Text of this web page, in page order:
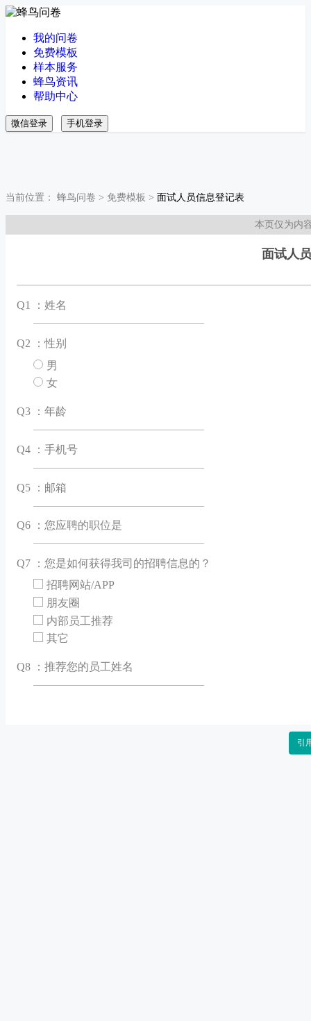
我的问卷
免费模板
样本服务
蜂鸟资讯
帮助中心
微信登录 手机登录
当前位置： 蜂鸟问卷 > 免费模板 > 面试人员信息登记表
本页仅为内
面试人
Q1 ：姓名
Q2 ：性别
男
女
Q3 ：年龄
Q4 ：手机号
Q5 ：邮箱
Q6 ：您应聘的职位是
Q7 ：您是如何获得我司的招聘信息的？
招聘网站/APP
朋友圈
内部员工推荐
其它
Q8 ：推荐您的员工姓名
引